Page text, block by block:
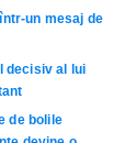
un mesaj de
decisiv al lui
de bolile